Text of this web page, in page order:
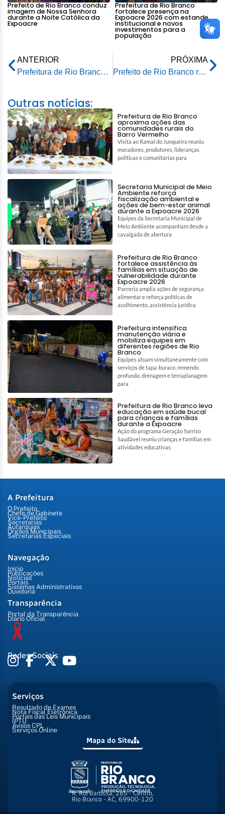
Prefeito de Rio Branco conduz
imagem de Nossa Senhora
durante a Noite Católica da
Expoacre
Prefeitura de Rio Branco
fortalece presença na
Expoacre 2026 com estande
institucional e novos
investimentos para a
população
ANTERIOR
Prefeitura de Rio Branco finaliza preparativos para a 2ª edição do Festival da Macaxeira e Agronegócio
PRÓXIMA
Prefeito de Rio Branco recebe exemplar de livro sobre a vida do ex-governador Orleir Cameli
Outras notícias:
Prefeitura de Rio Branco
aproxima ações das
comunidades rurais do
Barro Vermelho
Visita ao Ramal do Junqueira reuniu
moradores, produtores, lideranças
políticas e comunitárias para
Secretaria Municipal de Meio
Ambiente reforça
fiscalização ambiental e
ações de bem-estar animal
durante a Expoacre 2026
Equipes da Secretaria Municipal de
Meio Ambiente acompanham desde a
cavalgada de abertura
Prefeitura de Rio Branco
fortalece assistência às
famílias em situação de
vulnerabilidade durante
Expoacre 2026
Parceria amplia ações de segurança
alimentar e reforça políticas de
acolhimento, assistência jurídica
Prefeitura intensifica
manutenção viária e
mobiliza equipes em
diferentes regiões de Rio
Branco
Equipes atuam simultaneamente com
serviços de tapa-buraco, remendo
profundo, drenagem e terraplanagem
para
Prefeitura de Rio Branco leva
educação em saúde bucal
para crianças e famílias
durante a Expoacre
Ação do programa Geração Sorriso
Saudável reuniu crianças e famílias em
atividades educativas
A Prefeitura
O Prefeito
Chefe de Gabinete
Vice-Prefeito
Secretarias
Autarquias
Órgãos Municipais
Secretarias Especiais
Navegação
Início
Publicações
Notícias
Portais
Sistemas Administrativos
Ouvidoria
Transparência
Portal da Transparência
Diário Oficial
Redes Sociais
Serviços
Resultado de Exames
Nota Fiscal Eletrônica
Portais das Leis Municipais
IPTU
Avisos CPL
Serviços Online
Mapa do Site
R. Rui Barbosa, 285 - Centro,
Rio Branco - AC, 69900-120